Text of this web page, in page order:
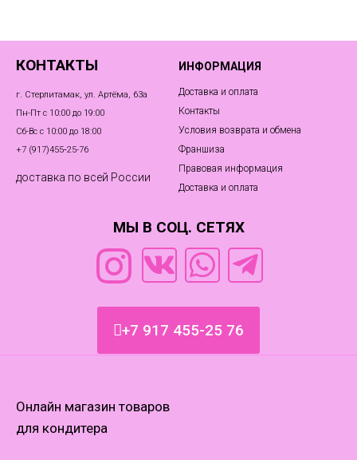
КОНТАКТЫ
г. Стерлитамак, ул. Артёма, 63а
Пн-Пт с 10:00 до 19:00
Сб-Вс с 10:00 до 18:00
+7 (917)455‑25-76
доставка по всей России
ИНФОРМАЦИЯ
Доставка и оплата
Контакты
Условия возврата и обмена
Франшиза
Правовая информация
Доставка и оплата
МЫ В СОЦ. СЕТЯХ
+7 917 455-25 76
Онлайн магазин товаров
для кондитера